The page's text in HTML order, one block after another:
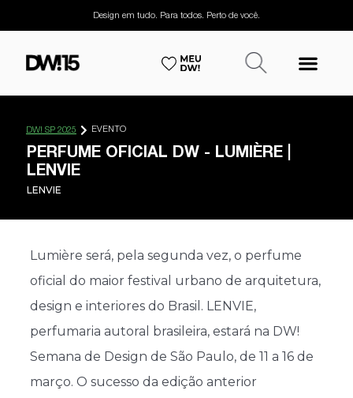
Design em tudo. Para todos. Perto de você.
DW! SP 2025 EVENTO
PERFUME OFICIAL DW - LUMIÈRE |
LENVIE
LENVIE
Lumière será, pela segunda vez, o perfume
oficial do maior festival urbano de arquitetura,
design e interiores do Brasil. LENVIE,
perfumaria autoral brasileira, estará na DW!
Semana de Design de São Paulo, de 11 a 16 de
março. O sucesso da edição anterior